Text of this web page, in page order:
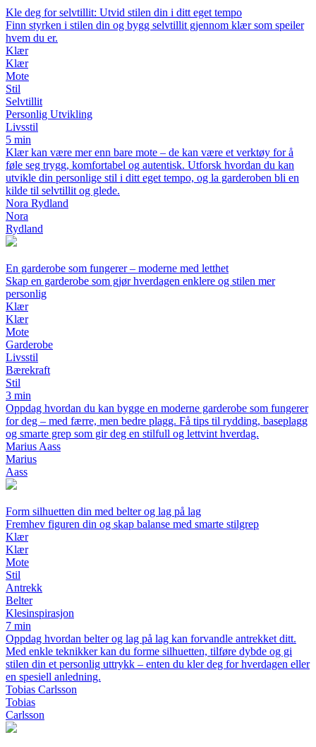
Kle deg for selvtillit: Utvid stilen din i ditt eget tempo
Finn styrken i stilen din og bygg selvtillit gjennom klær som speiler
hvem du er.
Klær
Klær
Mote
Stil
Selvtillit
Personlig Utvikling
Livsstil
5 min
Klær kan være mer enn bare mote – de kan være et verktøy for å
føle seg trygg, komfortabel og autentisk. Utforsk hvordan du kan
utvikle din personlige stil i ditt eget tempo, og la garderoben bli en
kilde til selvtillit og glede.
Nora Rydland
Nora
Rydland
En garderobe som fungerer – moderne med letthet
Skap en garderobe som gjør hverdagen enklere og stilen mer
personlig
Klær
Klær
Mote
Garderobe
Livsstil
Bærekraft
Stil
3 min
Oppdag hvordan du kan bygge en moderne garderobe som fungerer
for deg – med færre, men bedre plagg. Få tips til rydding, baseplagg
og smarte grep som gir deg en stilfull og lettvint hverdag.
Marius Aass
Marius
Aass
Form silhuetten din med belter og lag på lag
Fremhev figuren din og skap balanse med smarte stilgrep
Klær
Klær
Mote
Stil
Antrekk
Belter
Klesinspirasjon
7 min
Oppdag hvordan belter og lag på lag kan forvandle antrekket ditt.
Med enkle teknikker kan du forme silhuetten, tilføre dybde og gi
stilen din et personlig uttrykk – enten du kler deg for hverdagen eller
en spesiell anledning.
Tobias Carlsson
Tobias
Carlsson